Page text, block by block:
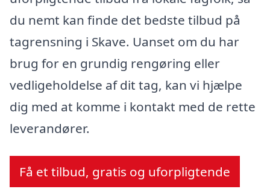
du nemt kan finde det bedste tilbud på
tagrensning i Skave. Uanset om du har
brug for en grundig rengøring eller
vedligeholdelse af dit tag, kan vi hjælpe
dig med at komme i kontakt med de rette
leverandører.
Få et tilbud, gratis og uforpligtende